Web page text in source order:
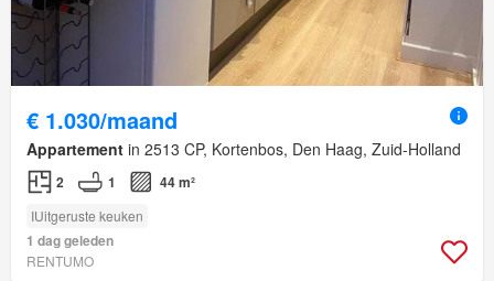
€ 1.030/maand
Appartement in 2513 CP, Kortenbos, Den Haag, Zuid-Holland
2 1 44 m²
IUitgeruste keuken
1 dag geleden
RENTUMO